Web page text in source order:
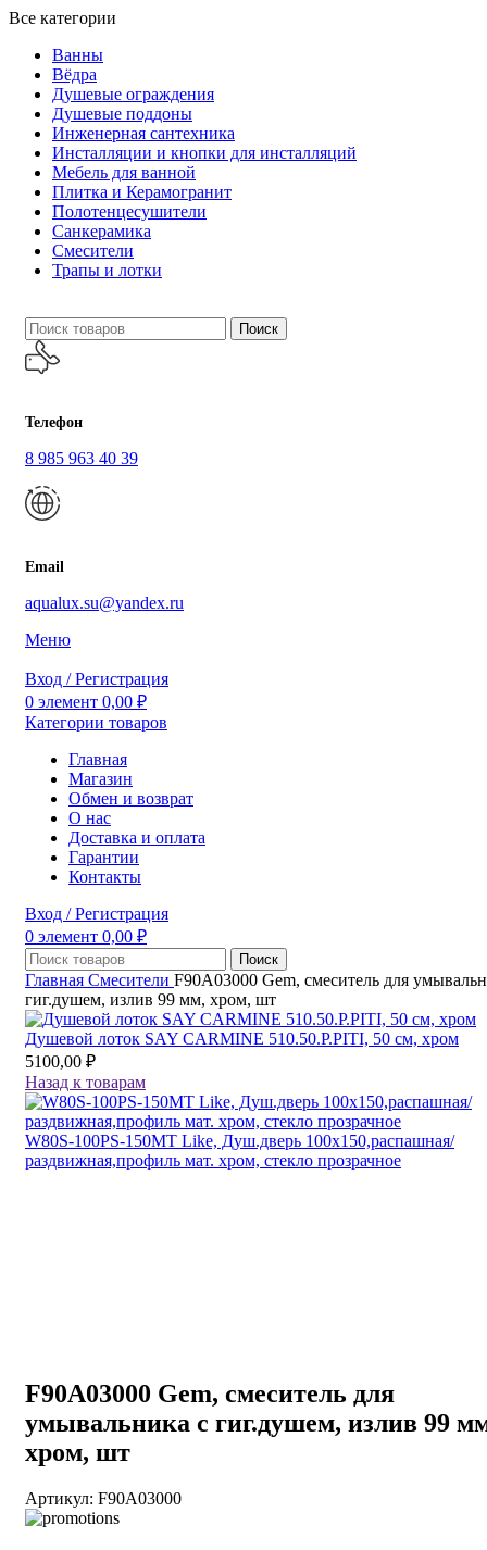
Все категории
Ванны
Вёдра
Душевые ограждения
Душевые поддоны
Инженерная сантехника
Инсталляции и кнопки для инсталляций
Мебель для ванной
Плитка и Керамогранит
Полотенцесушители
Санкерамика
Смесители
Трапы и лотки
Поиск
Телефон
8 985 963 40 39
Email
aqualux.su@yandex.ru
Меню
Вход / Регистрация
0 элемент 0,00 ₽
Категории товаров
Главная
Магазин
Обмен и возврат
О нас
Доставка и оплата
Гарантии
Контакты
Вход / Регистрация
0 элемент 0,00 ₽
Поиск
Главная Смесители F90A03000 Gem, смеситель для
гиг.душем, излив 99 мм, хром, шт
Душевой лоток SAY CARMINE 510.50.P.PITI, 50 см, хром
5100,00 ₽
Назад к товарам
W80S-100PS-150MT Like, Душ.дверь 100х150,распашная/
раздвижная,профиль мат. хром, стекло прозрачное
F90A03000 Gem, смеситель для
умывальника с гиг.душем, излив 99
хром, шт
Артикул: F90A03000